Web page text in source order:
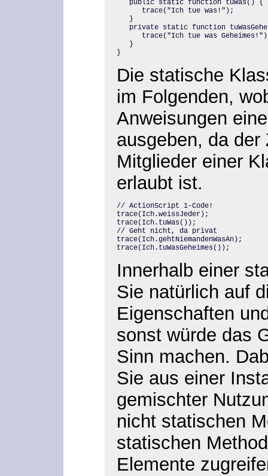
   public static function tuWas() {
      trace("Ich tue was!");
   }
private static function
trace("Ich tue was
   }
}
Die statische
im Folgenden,
Anweisungen
ausgeben, da der
Mitglieder einer
erlaubt ist.
// ActionScript 1-Code!
trace(Ich.weissJeder);
trace(Ich.tuWas());
// Geht nicht, da privat
trace(Ich.gehtNiemandenWasAn);
trace(Ich.tuWasGeheimes());
Innerhalb einer
Sie natürlich auf
Eigenschaften
sonst würde das
Sinn machen.
Sie aus einer
gemischter
nicht statischen
statischen
Elemente